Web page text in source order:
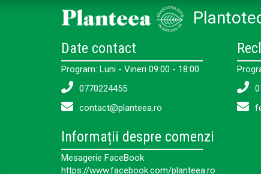
Date contact
Program: Luni - Vineri 09:00 - 18:00
0770224455
contact@planteea.ro
Informații despre comenzi
Mesagerie FaceBook
https://www.facebook.com/planteea.ro